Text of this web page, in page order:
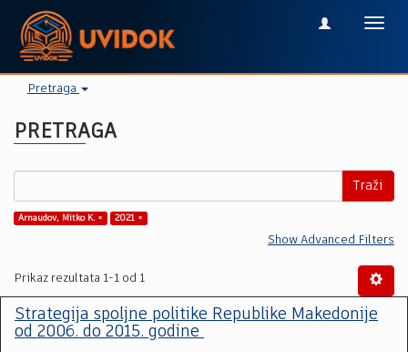
Pretraga
PRETRAGA
Traži
Arnaudov, Mitko K. × 2021 ×
Show Advanced Filters
Prikaz rezultata 1-1 od 1
Strategija spoljne politike Republike Makedonije
od 2006. do 2015. godine